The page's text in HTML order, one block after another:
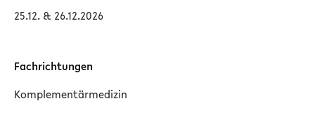
25.12. & 26.12.2026
Fachrichtungen
Komplementärmedizin